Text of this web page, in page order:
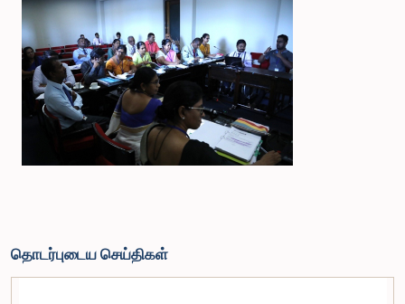
தொடர்புடைய செய்திகள்